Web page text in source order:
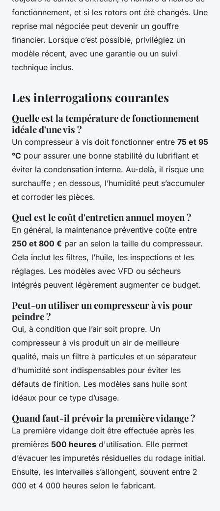
fonctionnement, et si les rotors ont été changés. Une
reprise mal négociée peut devenir un gouffre
financier. Lorsque c’est possible, privilégiez un
modèle récent, avec une garantie ou un suivi
technique inclus.
Les interrogations courantes
Quelle est la température de fonctionnement
idéale d'une vis ?
Un compresseur à vis doit fonctionner entre 75 et 95
°C pour assurer une bonne stabilité du lubrifiant et
éviter la condensation interne. Au-delà, il risque une
surchauffe ; en dessous, l’humidité peut s’accumuler
et corroder les pièces.
Quel est le coût d'entretien annuel moyen ?
En général, la maintenance préventive coûte entre
250 et 800 € par an selon la taille du compresseur.
Cela inclut les filtres, l’huile, les inspections et les
réglages. Les modèles avec VFD ou sécheurs
intégrés peuvent légèrement augmenter ce budget.
Peut-on utiliser un compresseur à vis pour
peindre ?
Oui, à condition que l’air soit propre. Un
compresseur à vis produit un air de meilleure
qualité, mais un filtre à particules et un séparateur
d’humidité sont indispensables pour éviter les
défauts de finition. Les modèles sans huile sont
idéaux pour ce type d’usage.
Quand faut-il prévoir la première vidange ?
La première vidange doit être effectuée après les
premières 500 heures d'utilisation. Elle permet
d’évacuer les impuretés résiduelles du rodage initial.
Ensuite, les intervalles s’allongent, souvent entre 2
000 et 4 000 heures selon le fabricant.